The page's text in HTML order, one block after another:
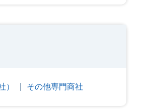
） その他専門商社